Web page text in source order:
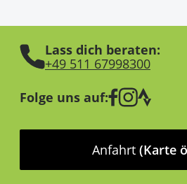
Lass dich beraten:
+49 511 67998300
Folge uns auf:
Anfahrt (Karte